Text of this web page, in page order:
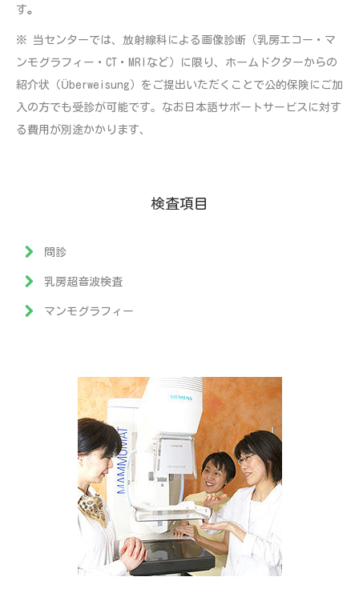
す。
※ 当センターでは、放射線科による画像診断（乳房エコー・マ
ンモグラフィー・CT・MRIなど）に限り、ホームドクターからの
紹介状（Überweisung）をご提出いただくことで公的保険にご加
入の方でも受診が可能です。なお日本語サポートサービスに対す
る費用が別途かかります、
検査項目
問診
乳房超音波検査
マンモグラフィー